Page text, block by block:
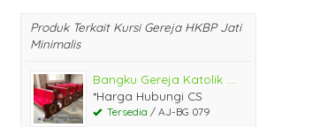
Produk Terkait Kursi Gereja HKBP Jati
Minimalis
Bangku Gereja Katolik ....
*Harga Hubungi CS
Tersedia / AJ-BG 079